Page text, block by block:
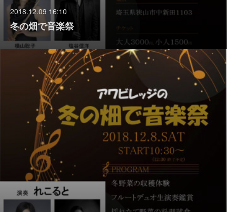
2018.12.09 16:10
冬の畑で音楽祭